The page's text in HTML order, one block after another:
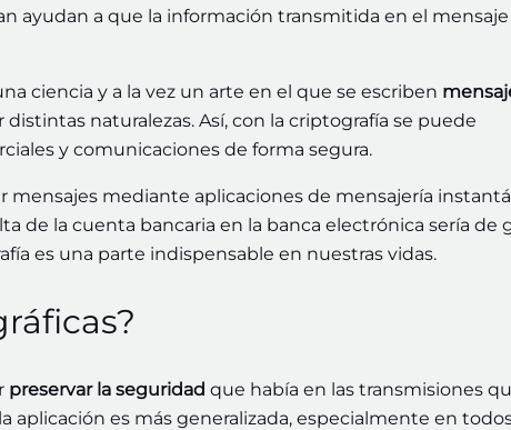
ayudan a que la información transmitida en el mensaje
ciencia y a la vez un arte en el que se escriben
naturalezas. Así, con la criptografía se puede
y comunicaciones de forma segura.
mediante aplicaciones de mensajería
de la cuenta bancaria en la banca electrónica sería de
es una parte indispensable en nuestras vidas.
preservar la seguridad que había en las transmisiones
es más generalizada, especialmente en